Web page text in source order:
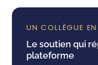
UN COLLÈGUE
Le soutien qui
plateforme